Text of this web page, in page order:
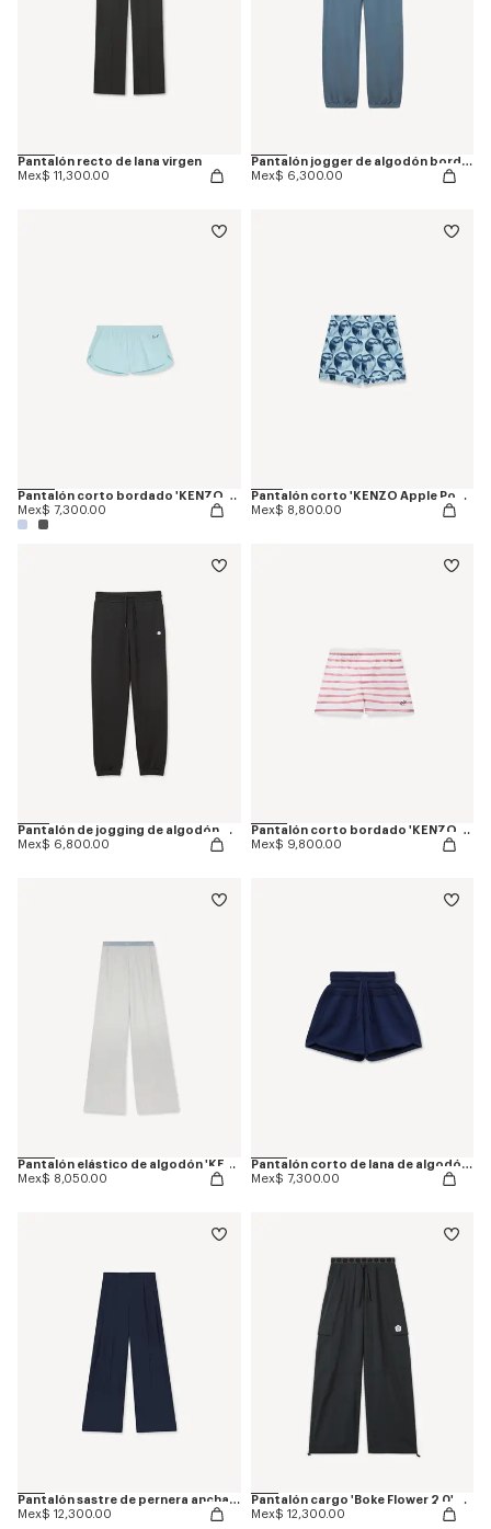
Pantalón recto de lana virgen
Mex$ 11,300.00
Pantalón jogger de algodón bordado 'KENZO Signature'
Mex$ 6,300.00
Pantalón corto bordado 'KENZO Signature'
Mex$ 7,300.00
Pantalón corto 'KENZO Apple Pop' de algodón
Mex$ 8,800.00
Pantalón de jogging de algodón bordado 'Boke Flower'
Mex$ 6,800.00
Pantalón corto bordado 'KENZO Sounds' de seda
Mex$ 9,800.00
Pantalón elástico de algodón 'KENZO Signature'
Mex$ 8,050.00
Pantalón corto de lana de algodón 'KENZO Signature'
Mex$ 7,300.00
Pantalón sastre de pernera ancha en lana virgen
Mex$ 12,300.00
Pantalón cargo 'Boke Flower 2.0' de algodón técnico
Mex$ 12,300.00